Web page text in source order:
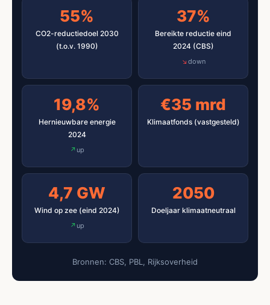
55%
CO2-reductiedoel 2030
(t.o.v. 1990)
37%
Bereikte reductie eind
2024 (CBS)
down
19,8%
Hernieuwbare energie
2024
up
€35 mrd
Klimaatfonds (vastgesteld)
4,7 GW
Wind op zee (eind 2024)
up
2050
Doeljaar klimaatneutraal
Bronnen: CBS, PBL, Rijksoverheid